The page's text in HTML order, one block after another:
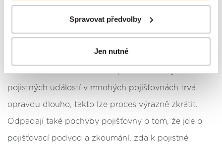
zájem upravovat nastavení cookies, lze tak učinit
tlačítka Spravovat předvolby; zde se
rovněž dozvíte podmínky použití cookies a jejich
postupy a použitím, pak klikněte na
a pokračujte dál na naše stránky. Váš souhlas
možnosti můžete kdykoliv změnit nebo odvolat souhlas
ve svém nastavení.
Spravovat předvolby
Jen nutné
Internet věcí může pojišťovnictví zlevnit, zabránit
rizikům, ale zároveň mnoho procesů výrazně urychlit.
V případě, že by k nějaké škodě došlo, je možné
nechat zavolat automaticky servis, celou událost
pojistných událostí v mnohých pojišťovnách trvá
opravdu dlouho, takto lze proces výrazně zkrátit.
Odpadají také pochyby pojišťovny o tom, že jde o
pojišťovací podvod a zkoumání, zda k pojistné